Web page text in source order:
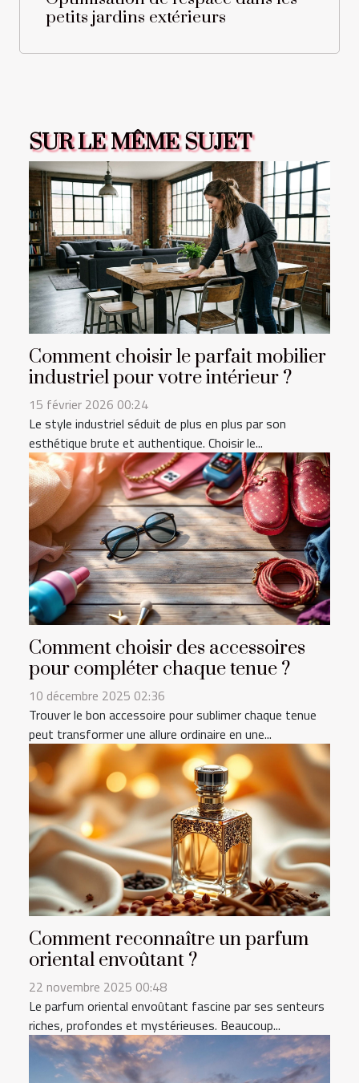
petits jardins extérieurs
SUR LE MÊME SUJET
Comment choisir le parfait mobilier
industriel pour votre intérieur ?
15 février 2026 00:24
Le style industriel séduit de plus en plus par son
esthétique brute et authentique. Choisir le...
Comment choisir des accessoires
pour compléter chaque tenue ?
10 décembre 2025 02:36
Trouver le bon accessoire pour sublimer chaque tenue
peut transformer une allure ordinaire en une...
Comment reconnaître un parfum
oriental envoûtant ?
22 novembre 2025 00:48
Le parfum oriental envoûtant fascine par ses senteurs
riches, profondes et mystérieuses. Beaucoup...